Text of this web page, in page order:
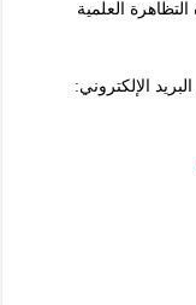
العلمية
الإلكتروني: